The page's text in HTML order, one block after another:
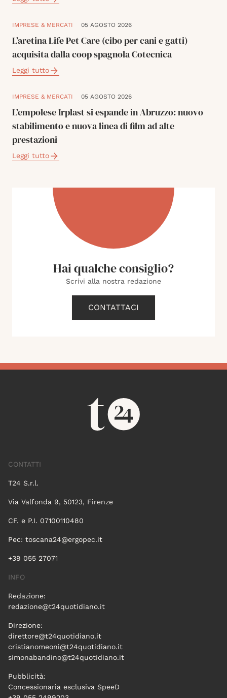
IMPRESE & MERCATI 05 AGOSTO 2026
L’aretina Life Pet Care (cibo per cani e gatti)
acquisita dalla coop spagnola Cotecnica
Leggi tutto
IMPRESE & MERCATI 05 AGOSTO 2026
L’empolese Irplast si espande in Abruzzo: nuovo
stabilimento e nuova linea di film ad alte
prestazioni
Leggi tutto
Hai qualche consiglio?
Scrivi alla nostra redazione
CONTATTACI
CONTATTI
T24 S.r.l.
Via Valfonda 9, 50123, Firenze
CF. e P.I. 07100110480
Pec: toscana24@ergopec.it
+39 055 27071
INFO
Redazione:
redazione@t24quotidiano.it
Direzione:
direttore@t24quotidiano.it
cristianomeoni@t24quotidiano.it
simonabandino@t24quotidiano.it
Pubblicità:
Concessionaria esclusiva SpeeD